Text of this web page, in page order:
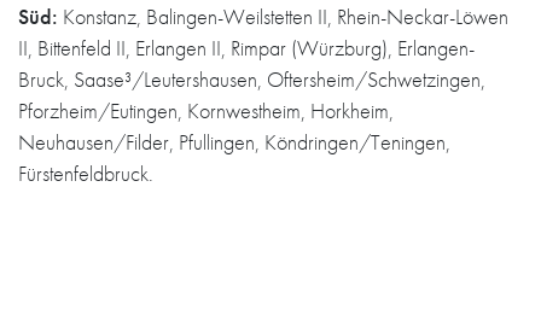
Süd: Konstanz, Balingen-Weilstetten II, Rhein-Neckar-Löwen
II, Bittenfeld II, Erlangen II, Rimpar (Würzburg), Erlangen-
Bruck, Saase³/Leutershausen, Oftersheim/Schwetzingen,
Pforzheim/Eutingen, Kornwestheim, Horkheim,
Neuhausen/Filder, Pfullingen, Köndringen/Teningen,
Fürstenfeldbruck.